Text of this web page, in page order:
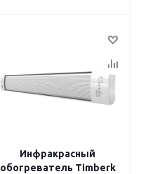
Инфракрасный
обогреватель Timberk